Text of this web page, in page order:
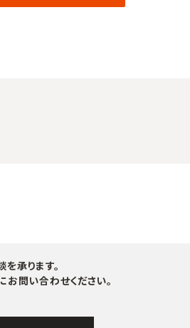
承ります。
お問い合わせください。